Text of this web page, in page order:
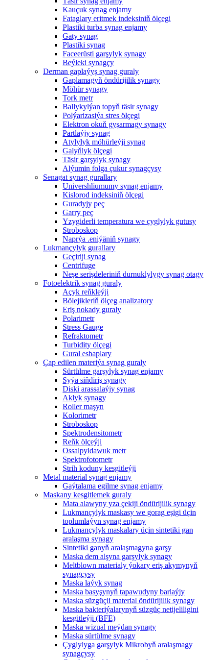
Kauçuk synag enjamy
Fataglary eritmek indeksiniň ölçegi
Plastiki turba synag enjamy
Gaty synag
Plastiki synag
Faceerüsti garşylyk synagy
Beýleki synagçy
Derman gaplaýyş synag guraly
Gaplamagyň öndürijilik synagy
Möhür synagy
Tork metr
Ballykylýan topyň täsir synagy
Polýarizasiýa stres ölçegi
Elektron okuň gyşarmagy synagy
Partlaýjy synag
Atylylyk möhürleýji synag
Galyňlyk ölçegi
Täsir garşylyk synagy
Alýumin folga çukur synagçysy
Senagat synag gurallary
Univershliumumy synag enjamy
Kislorod indeksiniň ölçegi
Guradyjy peç
Garry peç
Yzygiderli temperatura we çyglylyk gutusy
Stroboskop
Naprýa .eniýäniň synagy
Lukmançylyk gurallary
Geçiriji synag
Centrifuge
Neşe serişdeleriniň durnuklylygy synag otagy
Fotoelektrik synag guraly
Açyk reňkleýji
Bölejikleriň ölçeg analizatory
Eriş nokady guraly
Polarimetr
Stress Gauge
Refraktometr
Turbidity ölçegi
Gural esbaplary
Çap edilen materiýa synag guraly
Sürtülme garşylyk synag enjamy
Syýa siňdiriş synagy
Diski arassalaýjy synag
Aklyk synagy
Roller maşyn
Kolorimetr
Stroboskop
Spektrodensitometr
Reňk ölçeýji
Ossalpyldawuk metr
Spektrofotometr
Ştrih koduny kesgitleýji
Metal material synag enjamy
Gaýtalama egilme synag enjamy
Maskany kesgitlemek guraly
Mata alawyny yza çekiji öndürijilik synagy
Lukmançylyk maskasy we gorag eşigi üçin
toplumlaýyn synag enjamy
Lukmançylyk maskalary üçin sintetiki gan
aralaşma synagy
Sintetiki ganyň aralaşmagyna garşy
Maska dem alşyna garşylyk synagy
Meltblown materialy ýokary eriş akymynyň
synagçysy
Maska laýyk synag
Maska basyşynyň tapawudyny barlaýjy
Maska süzgüçli material öndürijilik synagy
Maska bakteriýalarynyň süzgüç netijeliligini
kesgitleýji (BFE)
Maska wizual meýdan synagy
Maska sürtülme synagy
Çyglylyga garşylyk Mikrobyň aralaşmagy
synagçysy